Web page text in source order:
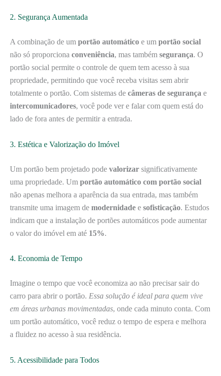
2. Segurança Aumentada
A combinação de um portão automático e um portão social
não só proporciona conveniência, mas também segurança. O
portão social permite o controle de quem tem acesso à sua
propriedade, permitindo que você receba visitas sem abrir
totalmente o portão. Com sistemas de câmeras de segurança e
intercomunicadores, você pode ver e falar com quem está do
lado de fora antes de permitir a entrada.
3. Estética e Valorização do Imóvel
Um portão bem projetado pode valorizar significativamente
uma propriedade. Um portão automático com portão social
não apenas melhora a aparência da sua entrada, mas também
transmite uma imagem de modernidade e sofisticação. Estudos
indicam que a instalação de portões automáticos pode aumentar
o valor do imóvel em até 15%.
4. Economia de Tempo
Imagine o tempo que você economiza ao não precisar sair do
carro para abrir o portão. Essa solução é ideal para quem vive
em áreas urbanas movimentadas, onde cada minuto conta. Com
um portão automático, você reduz o tempo de espera e melhora
a fluidez no acesso à sua residência.
5. Acessibilidade para Todos